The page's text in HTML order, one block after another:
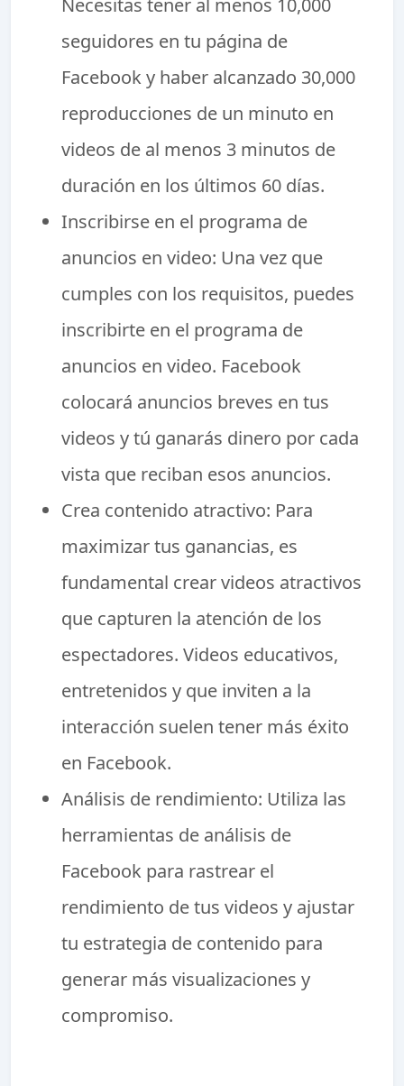
Necesitas tener al menos 10,000
seguidores en tu página de
Facebook y haber alcanzado 30,000
reproducciones de un minuto en
videos de al menos 3 minutos de
duración en los últimos 60 días.
Inscribirse en el programa de
anuncios en video: Una vez que
cumples con los requisitos, puedes
inscribirte en el programa de
anuncios en video. Facebook
colocará anuncios breves en tus
videos y tú ganarás dinero por cada
vista que reciban esos anuncios.
Crea contenido atractivo: Para
maximizar tus ganancias, es
fundamental crear videos atractivos
que capturen la atención de los
espectadores. Videos educativos,
entretenidos y que inviten a la
interacción suelen tener más éxito
en Facebook.
Análisis de rendimiento: Utiliza las
herramientas de análisis de
Facebook para rastrear el
rendimiento de tus videos y ajustar
tu estrategia de contenido para
generar más visualizaciones y
compromiso.